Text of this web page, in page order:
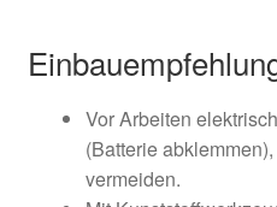
Vor Arbeiten
(Batterie
vermeiden.